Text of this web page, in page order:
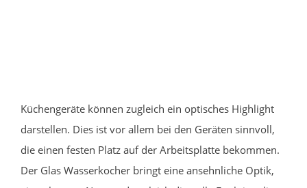
Küchengeräte können zugleich ein optisches Highlight
darstellen. Dies ist vor allem bei den Geräten sinnvoll,
die einen festen Platz auf der Arbeitsplatte bekommen.
Der Glas Wasserkocher bringt eine ansehnliche Optik,